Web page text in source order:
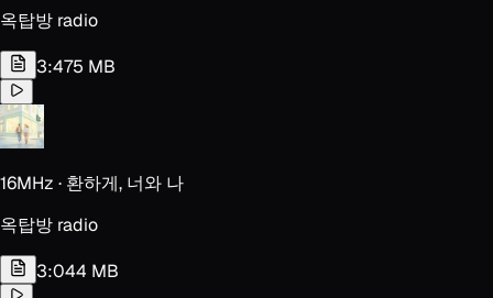
옥탑방 radio
3:475 MB
16MHz · 환하게, 너와 나
옥탑방 radio
3:044 MB